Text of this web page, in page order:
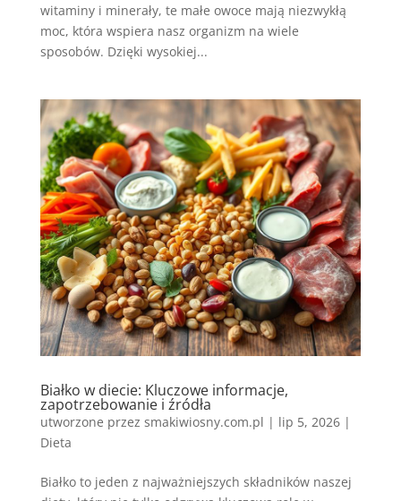
witaminy i minerały, te małe owoce mają niezwykłą
moc, która wspiera nasz organizm na wiele
sposobów. Dzięki wysokiej...
Białko w diecie: Kluczowe informacje,
zapotrzebowanie i źródła
utworzone przez smakiwiosny.com.pl | lip 5, 2026|
Dieta
Białko to jeden z najważniejszych składników naszej